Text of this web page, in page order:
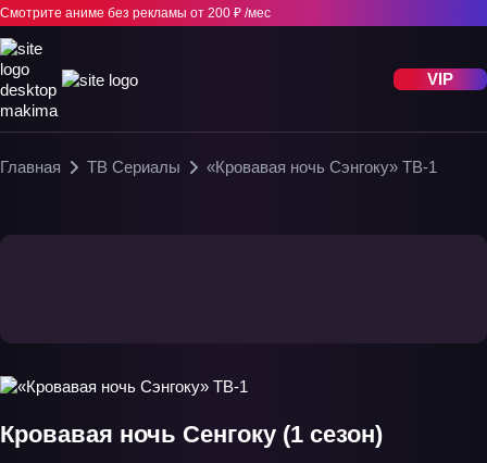
Смотрите аниме без рекламы от 200 ₽ /мес
VIP
Главная ТВ Сериалы «Кровавая ночь Сэнгоку» ТВ-1
Кровавая ночь Сенгоку (1 сезон)